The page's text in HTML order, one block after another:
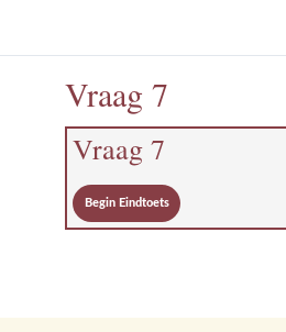
Vraag 7
Vraag 7